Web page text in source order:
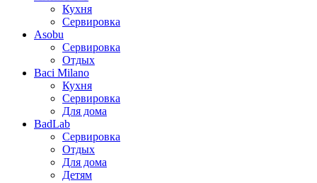
Кухня
Сервировка
Asobu
Сервировка
Отдых
Baci Milano
Кухня
Сервировка
Для дома
BadLab
Сервировка
Отдых
Для дома
Детям